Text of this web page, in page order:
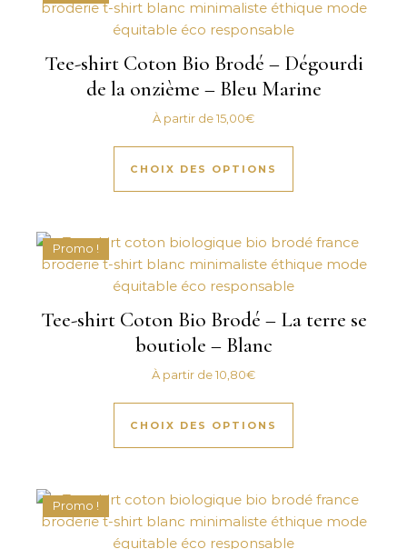
Tee-shirt Coton Bio Brodé – Dégourdi
de la onzième – Bleu Marine
À partir de15,00€
CHOIX DES OPTIONS
Ce produit a
Promo !
Tee-shirt Coton Bio Brodé – La terre se
boutiole – Blanc
À partir de10,80€
CHOIX DES OPTIONS
Ce produit a
Promo !